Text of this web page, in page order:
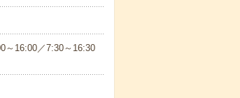
16:00／7:30～16:30